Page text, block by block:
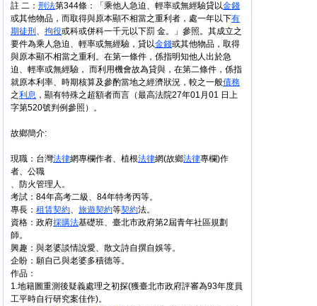
註 二： 刑法第344條：「乘他人急迫、輕率或無經驗貸以金錢
或其他物品，而取得與原本顯不相當之重利者，處一年以下有
期徒刑 、 拘役或科或併科一千元以下罰 金。」參照。其成立之
要件為乘人急迫、輕率或無經驗，貸以金錢或其他物品，取得
與原本顯不相當之重利。在第一條件，係指明知他人出於急
迫、輕率或無經驗， 而利用機會故為貸與，在第二條件，係指
就原本利率、時期核算及參酌當地之經濟狀況，較之一般債務
之利息 ，顯有特殊之超額者而言（最高法院27年01月01 日上
字第520號判例參照）。
故鄉簡介:
現職：台灣法律網專欄作者、植根法律網(故鄉法律專欄)作
者、公職
、防火管理人。
考試：84年高考二級、84年特考丙等。
專長： 租賃契約、 旅遊契約等契約法。
資格：政府採購法基礎班、臺北市政府第2屆青年社區規劃
師。
興趣：與老婆談情說愛、散文詩自撰自娛等。
企盼：願自己與老婆多積德等。
作品：
1.地籍圖重測後疑義處理之初探(獲臺北市政府評審為93年度員
工平時自行研究案佳作)。